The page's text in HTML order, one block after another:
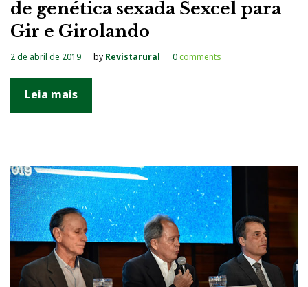
de genética sexada Sexcel para
Gir e Girolando
2 de abril de 2019 by Revistarural 0comments
Leia mais